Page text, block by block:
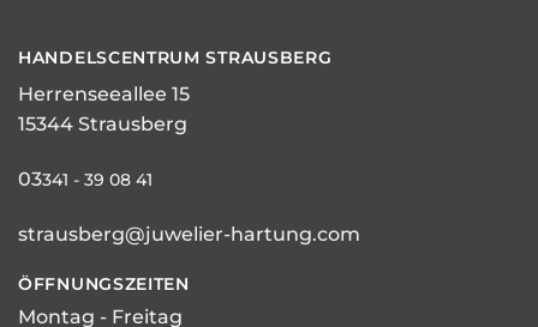
HANDELSCENTRUM STRAUSBERG
Herrenseeallee 15
15344 Strausberg
03341 - 39 08 41
strausberg@juwelier-hartung.com
ÖFFNUNGSZEITEN
Montag - Freitag